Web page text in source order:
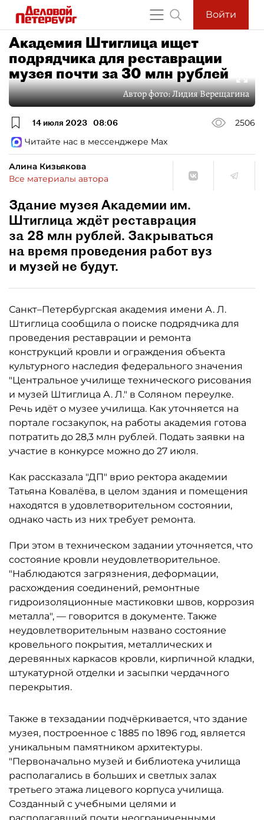
Войти
Академия Штиглица ищет
подрядчика для реставрации
музея почти за 30 млн рублей
Автор фото:Лидия Верещагина
14 июля 2023 08:06
2506
Читайте нас в мессенджере Max
Алина Кизьякова
Все материалы автора
Здание музея Академии им.
Штиглица ждёт реставрация
за 28 млн рублей. Закрываться
на время проведения работ вуз
и музей не будут.
Санкт–Петербургская академия имени А. Л.
Штиглица сообщила о поиске подрядчика для
проведения реставрации и ремонта
конструкций кровли и ограждения объекта
культурного наследия федерального значения
"Центральное училище технического рисования
и музей Штиглица А. Л." в Соляном переулке.
Речь идёт о музее училища. Как уточняется на
портале госзакупок, на работы академия готова
потратить до 28,3 млн рублей. Подать заявки на
участие в конкурсе можно до 27 июля.
Как рассказала "ДП" врио ректора академии
Татьяна Ковалёва, в целом здания и помещения
находятся в удовлетворительном состоянии,
однако часть из них требует ремонта.
При этом в техническом задании уточняется, что
состояние кровли неудовлетворительное.
"Наблюдаются загрязнения, деформации,
расхождения соединений, ремонтные
гидроизоляционные мастиковки швов, коррозия
металла", — говорится в документе. Также
неудовлетворительным названо состояние
кровельного покрытия, металлических и
деревянных каркасов кровли, кирпичной кладки,
штукатурной отделки и засыпки чердачного
перекрытия.
Также в техзадании подчёркивается, что здание
музея, построенное с 1885 по 1896 год, является
уникальным памятником архитектуры.
"Первоначально музей и библиотека училища
располагались в больших и светлых залах
третьего этажа лицевого корпуса училища.
Созданный с учебными целями и